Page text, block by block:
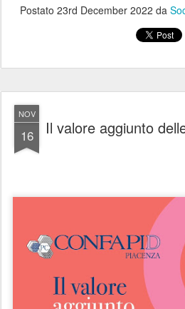
Postato 23rd December 2022 da
NOV
16 Il valore aggiunto